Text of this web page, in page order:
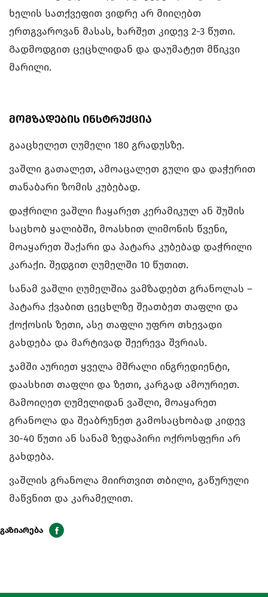
ხელის სათქვეფით ვიდრე არ მიიღებთ
ერთგვაროვან მასას, ხარშეთ კიდევ 2-3 წუთი.
Გადმოდგით ცეცხლიდან და დაუმატეთ მწიკვი
მარილი.
მომზადების ინსტრუქცია
გააცხელეთ ღუმელი 180 გრადუსზე.
ვაშლი გათალეთ, ამოაცალეთ გული და დაჭერით
თანაბარი ზომის კუბებად.
დაჭრილი ვაშლი ჩაყარეთ კერამიკულ ან შუშის
საცხობ ყალიბში, მოასხით ლიმონის წვენი,
მოაყარეთ შაქარი და პატარა კუბებად დაჭრილი
კარაქი. შედგით ღუმელში 10 წუთით.
სანამ ვაშლი ღუმელშია ვამზადებთ გრანოლას –
პატარა ქვაბით ცეცხლზე შეათბეთ თაფლი და
ქოქოსის ზეთი, ასე თაფლი უფრო თხევადი
გახდება და მარტივად შეერევა შვრიას.
ჯამში აურიეთ ყველა მშრალი ინგრედიენტი,
დაასხით თაფლი და ზეთი, კარგად ამოურიეთ.
Გამოიღეთ ღუმელიდან ვაშლი, მოაყარეთ
გრანოლა და შეაბრუნეთ გამოსაცხობად კიდევ
30-40 წუთი ან სანამ ზედაპირი ოქროსფერი არ
გახდება.
ვაშლის გრანოლა მიირთვით თბილი, გაწურული
მაწვნით და კარამელით.
გაზიარება